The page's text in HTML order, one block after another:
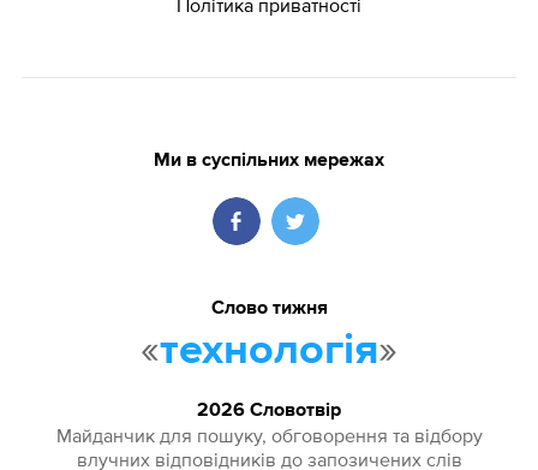
Політика приватності
Ми в суспільних мережах
Слово тижня
«технологія»
2026 Словотвір
Майданчик для пошуку, обговорення та відбору
влучних відповідників до запозичених слів